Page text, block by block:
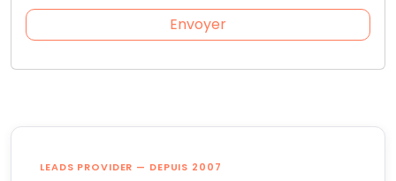
LEADS PROVIDER — DEPUIS 2007